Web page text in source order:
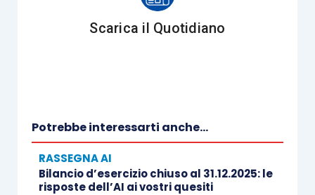
Scarica il Quotidiano
Potrebbe interessarti anche...
RASSEGNA AI
Bilancio d’esercizio chiuso al 31.12.2025: le
risposte dell’AI ai vostri quesiti